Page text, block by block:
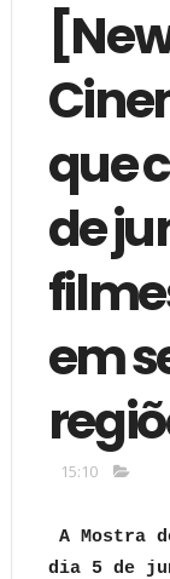
que
de
em
15:10
A Mostra
dia 5 de